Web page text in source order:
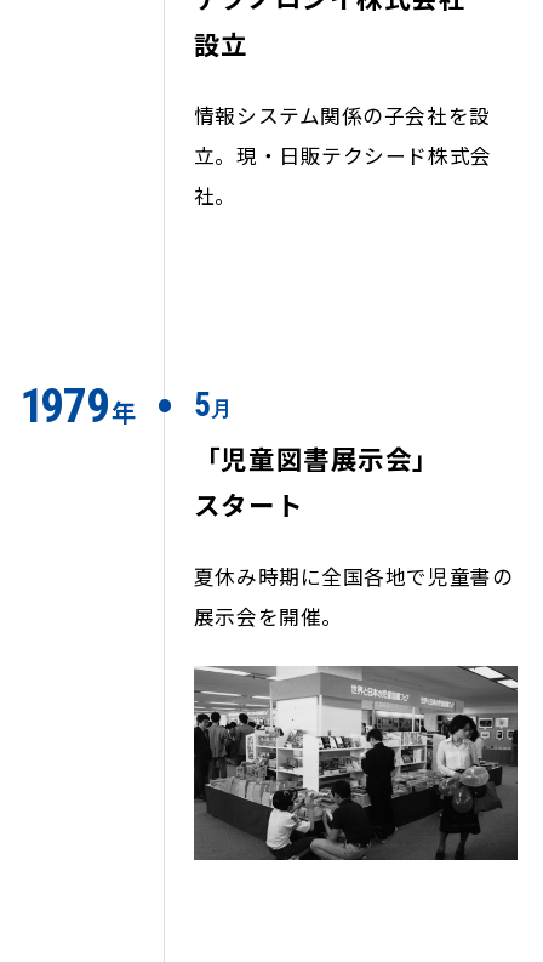
設立
情報システム関係の子会社を設
立。現・日販テクシード株式会
社。
1979年 5月
「児童図書展示会」
スタート
夏休み時期に全国各地で児童書の
展示会を開催。